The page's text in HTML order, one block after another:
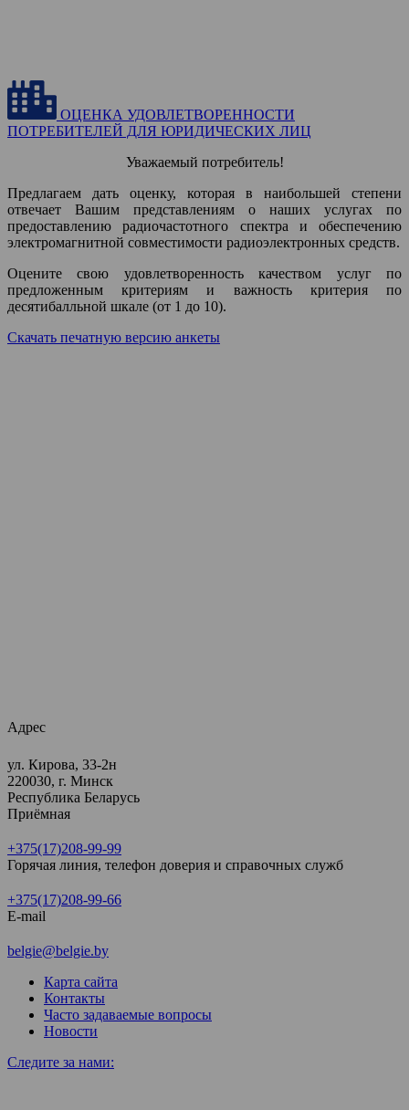
ОЦЕНКА УДОВЛЕТВОРЕННОСТИ
ПОТРЕБИТЕЛЕЙ ДЛЯ ЮРИДИЧЕСКИХ ЛИЦ
Уважаемый потребитель!
Предлагаем дать оценку, которая в наибольшей степени
отвечает Вашим представлениям о наших услугах по
предоставлению радиочастотного спектра и обеспечению
электромагнитной совместимости радиоэлектронных средств.
Оцените свою удовлетворенность качеством услуг по
предложенным критериям и важность критерия по
десятибалльной шкале (от 1 до 10).
Cкачать печатную версию анкеты
Адрес
ул. Кирова, 33-2н
220030, г. Минск
Республика Беларусь
Приёмная
+375(17)208-99-99
Горячая линия, телефон доверия и справочных служб
+375(17)208-99-66
E-mail
belgie@belgie.by
Карта сайта
Контакты
Часто задаваемые вопросы
Новости
Следите за нами: